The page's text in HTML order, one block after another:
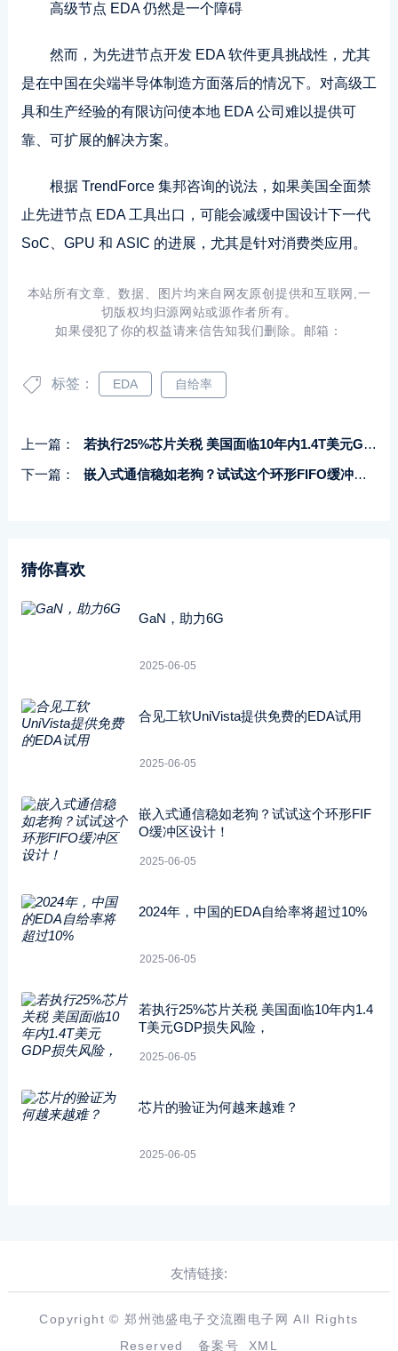
高级节点 EDA 仍然是一个障碍
然而，为先进节点开发 EDA 软件更具挑战性，尤其
是在中国在尖端半导体制造方面落后的情况下。对高级工
具和生产经验的有限访问使本地 EDA 公司难以提供可
靠、可扩展的解决方案。
根据 TrendForce 集邦咨询的说法，如果美国全面禁
止先进节点 EDA 工具出口，可能会减缓中国设计下一代
SoC、GPU 和 ASIC 的进展，尤其是针对消费类应用。
本站所有文章、数据、图片均来自网友原创提供和互联网,一
切版权均归源网站或源作者所有。
如果侵犯了你的权益请来信告知我们删除。邮箱：
标签： EDA 自给率
上一篇：
若执行25%芯片关税 美国面临10年内1.4T美元GDP损失风险，
下一篇：
嵌入式通信稳如老狗？试试这个环形FIFO缓冲区设计！
猜你喜欢
GaN，助力6G
2025-06-05
合见工软UniVista提供免费的EDA试用
2025-06-05
嵌入式通信稳如老狗？试试这个环形FIF
O缓冲区设计！
2025-06-05
2024年，中国的EDA自给率将超过10%
2025-06-05
若执行25%芯片关税 美国面临10年内1.4
T美元GDP损失风险，
2025-06-05
芯片的验证为何越来越难？
2025-06-05
友情链接:
Copyright © 郑州弛盛电子交流圈电子网 All Rights
Reserved备案号 XML